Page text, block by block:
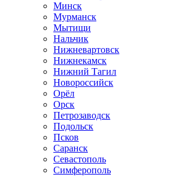
Минск
Мурманск
Мытищи
Нальчик
Нижневартовск
Нижнекамск
Нижний Тагил
Новороссийск
Орёл
Орск
Петрозаводск
Подольск
Псков
Саранск
Севастополь
Симферополь